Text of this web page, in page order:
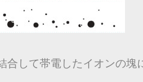
して帯電したイオンの塊